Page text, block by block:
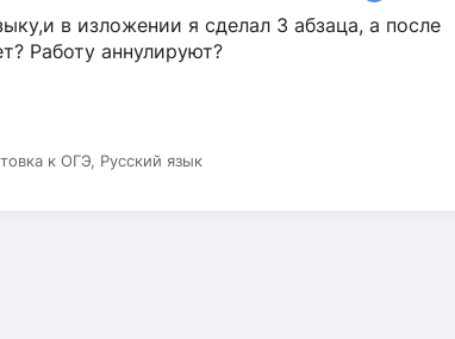
в изложении я сделал 3 абзаца, а после
Работу аннулируют?
к ОГЭ, Русский язык